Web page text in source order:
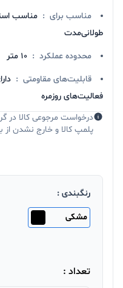
مناسب برای : مناسب
طولانی‌مدت
محدوده عملکرد : 10 متر
قابلیت‌های مقاومتی :
فعالیت‌های روزمره
درخواست مرجوعی کالا در
پلمپ کالا و خارج نشدن از
رنگبندی :
مشکی
تعداد :